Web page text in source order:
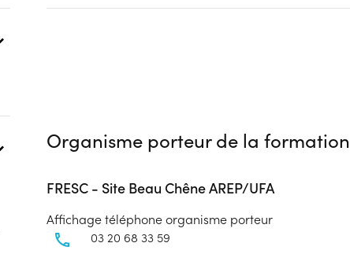
Organisme porteur de la formation
FRESC - Site Beau Chêne AREP/UFA
Affichage téléphone organisme porteur
03 20 68 33 59